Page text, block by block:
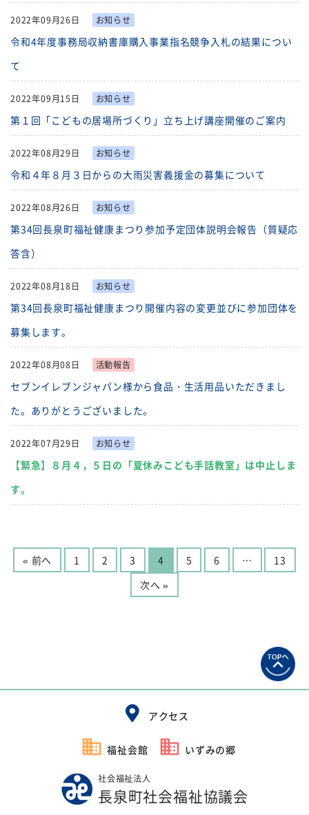
2022年09月26日 お知らせ
令和4年度事務局収納書庫購入事業指名競争入札の結果につい
て
2022年09月15日 お知らせ
第１回「こどもの居場所づくり」立ち上げ講座開催のご案内
2022年08月29日 お知らせ
令和４年８月３日からの大雨災害義援金の募集について
2022年08月26日 お知らせ
第34回長泉町福祉健康まつり参加予定団体説明会報告（質疑応
答含）
2022年08月18日 お知らせ
第34回長泉町福祉健康まつり開催内容の変更並びに参加団体を
募集します。
2022年08月08日 活動報告
セブンイレブンジャパン様から食品・生活用品いただきまし
た。ありがとうございました。
2022年07月29日 お知らせ
【緊急】８月４，５日の「夏休みこども手話教室」は中止しま
す。
« 前へ 1 2 3 4 5 6 …
13
次へ »
アクセス
福祉会館 いずみの郷
社会福祉法人
長泉町社会福祉協議会